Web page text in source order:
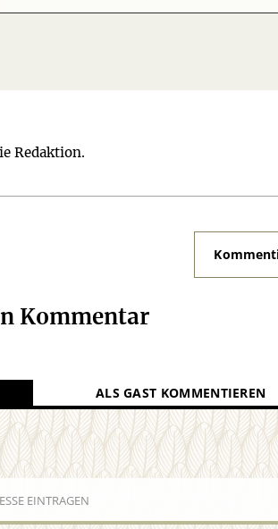
Redaktion.
Kommentar
ALS GAST KOMMENTIEREN